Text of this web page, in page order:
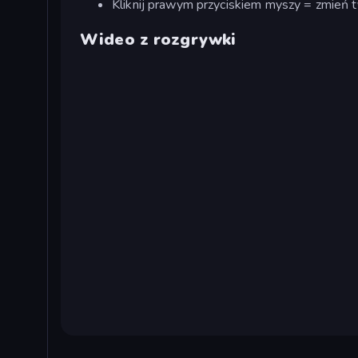
Kliknij prawym przyciskiem myszy = zmień
Wideo z rozgrywki